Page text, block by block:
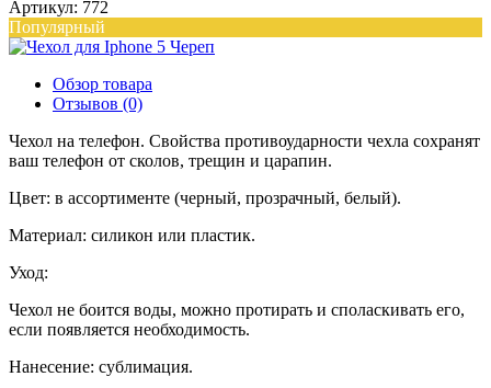
Артикул: 772
Популярный
Обзор товара
Отзывов (0)
Чехол на телефон. Свойства противоударности чехла сохранят
ваш телефон от сколов, трещин и царапин.
Цвет: в ассортименте (черный, прозрачный, белый).
Материал: силикон или пластик.
Уход:
Чехол не боится воды, можно протирать и споласкивать его,
если появляется необходимость.
Нанесение: сублимация.